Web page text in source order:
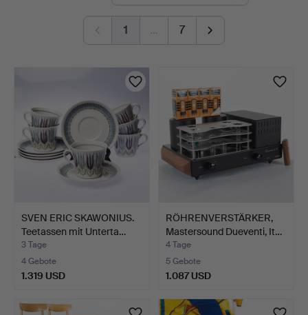
1 … 7
SVEN ERIC SKAWONIUS.
Teetassen mit Unterta…
3 Tage
4 Gebote
1.319 USD
RÖHRENVERSTÄRKER,
Mastersound Dueventi, It…
4 Tage
5 Gebote
1.087 USD